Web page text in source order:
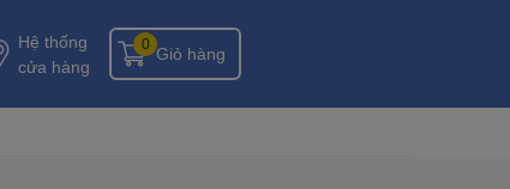
Hệ thống
cửa hàng
Giỏ hàng
0